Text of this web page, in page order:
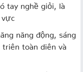
tay nghề giỏi, là
vực
năng động, sáng
toàn diên và